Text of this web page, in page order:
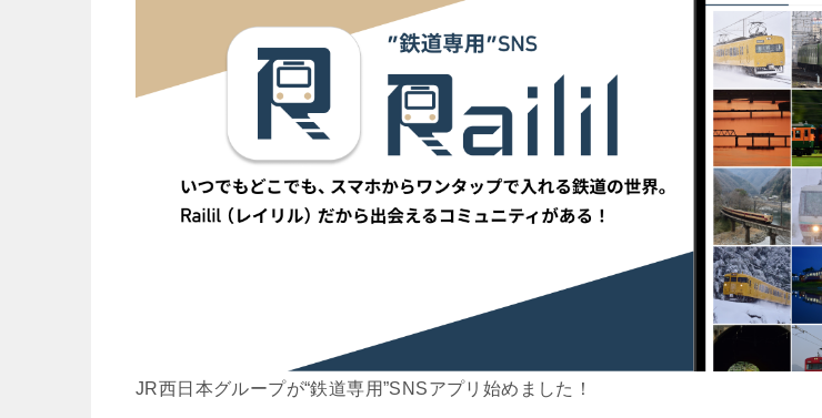
JR西日本グループが“鉄道専用”SNSアプリ始めました！